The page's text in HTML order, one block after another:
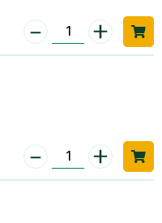
- +
- +